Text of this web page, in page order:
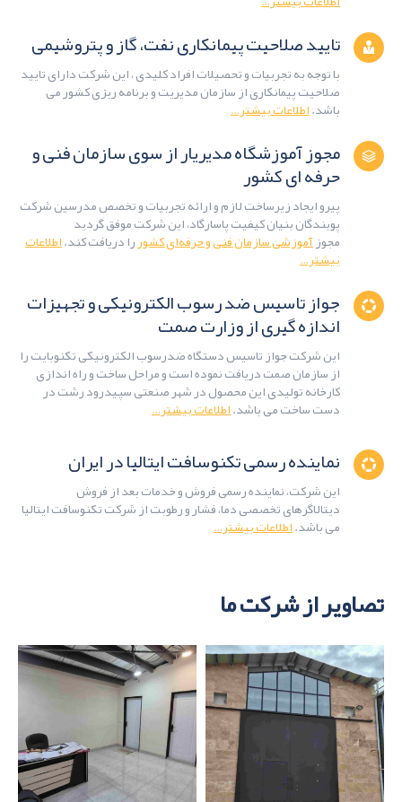
تایید صلاحیت پیمانکاری نفت، گاز و پتروشیمی
با توجه به تجربیات و تحصیلات افراد کلیدی ، این شرکت دارای تایید
صلاحیت پیمانکاری از سازمان مدیریت و برنامه ریزی کشور می
باشد.اطلاعات بیشتر…
مجوز آموزشگاه مدیریار از سوی سازمان فنی و
حرفه ای کشور
پیرو ایجاد زیرساخت لازم و ارائه تجربیات و تخصص مدرسین شرکت
پویندگان بنیان کیفیت پاسارگاد، این شرکت موفق گردید
مجوزآموزشی سازمان فنی و حرفه‌ای کشوررا دریافت کند.اطلاعات
بیشتر…
جواز تاسیس ضد رسوب الکترونیکی و تجهیزات
اندازه گیری از وزارت صمت
این شرکت جواز تاسیس دستگاه ضدرسوب الکترونیکی تکنوبایت را
از سازمان صمت دریافت نموده است و مراحل ساخت و راه اندازی
کارخانه تولیدی این محصول در شهر صنعتی سپیدرود رشت در
دست ساخت می باشد.اطلاعات بیشتر…
نماینده رسمی تکنوسافت ایتالیا در ایران
این شرکت، نماینده رسمی فروش و خدمات بعد از فروش
دیتالاگرهای تخصصی دما، فشار و رطوبت از شرکت تکنوسافت ایتالیا
می باشد.اطلاعات بیشتر…
تصاویر از شرکت ما